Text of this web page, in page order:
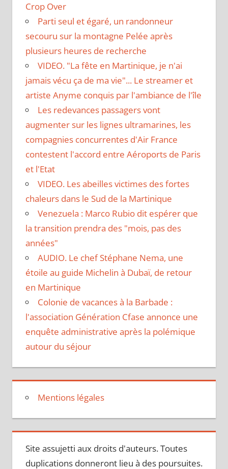
Crop Over
Parti seul et égaré, un randonneur
secouru sur la montagne Pelée après
plusieurs heures de recherche
VIDEO. "La fête en Martinique, je n'ai
jamais vécu ça de ma vie"... Le streamer et
artiste Anyme conquis par l'ambiance de l'île
Les redevances passagers vont
augmenter sur les lignes ultramarines, les
compagnies concurrentes d'Air France
contestent l'accord entre Aéroports de Paris
et l'Etat
VIDEO. Les abeilles victimes des fortes
chaleurs dans le Sud de la Martinique
Venezuela : Marco Rubio dit espérer que
la transition prendra des "mois, pas des
années"
AUDIO. Le chef Stéphane Nema, une
étoile au guide Michelin à Dubaï, de retour
en Martinique
Colonie de vacances à la Barbade :
l'association Génération Cfase annonce une
enquête administrative après la polémique
autour du séjour
Mentions légales
Site assujetti aux droits d'auteurs. Toutes
duplications donneront lieu à des poursuites.